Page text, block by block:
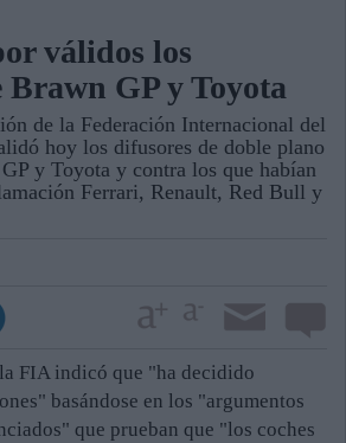
válidos los
Brawn GP y Toyota
de la Federación Internacional del
hoy los difusores de doble plano
y Toyota y contra los que habían
Ferrari, Renault, Red Bull y
FIA indicó que "ha decidido
basándose en los "argumentos
que prueban que "los coches